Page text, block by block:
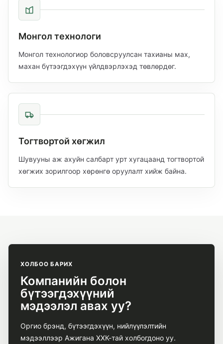
Монгол технологи
Монгол технологиор боловсруулсан тахианы мах,
махан бүтээгдэхүүн үйлдвэрлэхэд төвлөрдөг.
Тогтвортой хөгжил
Шувууны аж ахуйн салбарт урт хугацаанд тогтвортой
хөгжих зорилгоор хөрөнгө оруулалт хийж байна.
ХОЛБОО БАРИХ
Компанийн болон
бүтээгдэхүүний
мэдээлэл авах уу?
Оргио брэнд, бүтээгдэхүүн, нийлүүлэлтийн
мэдээллээр Ажигана ХХК-тай холбогдоно уу.